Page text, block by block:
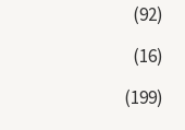
(92)
(16)
(199)